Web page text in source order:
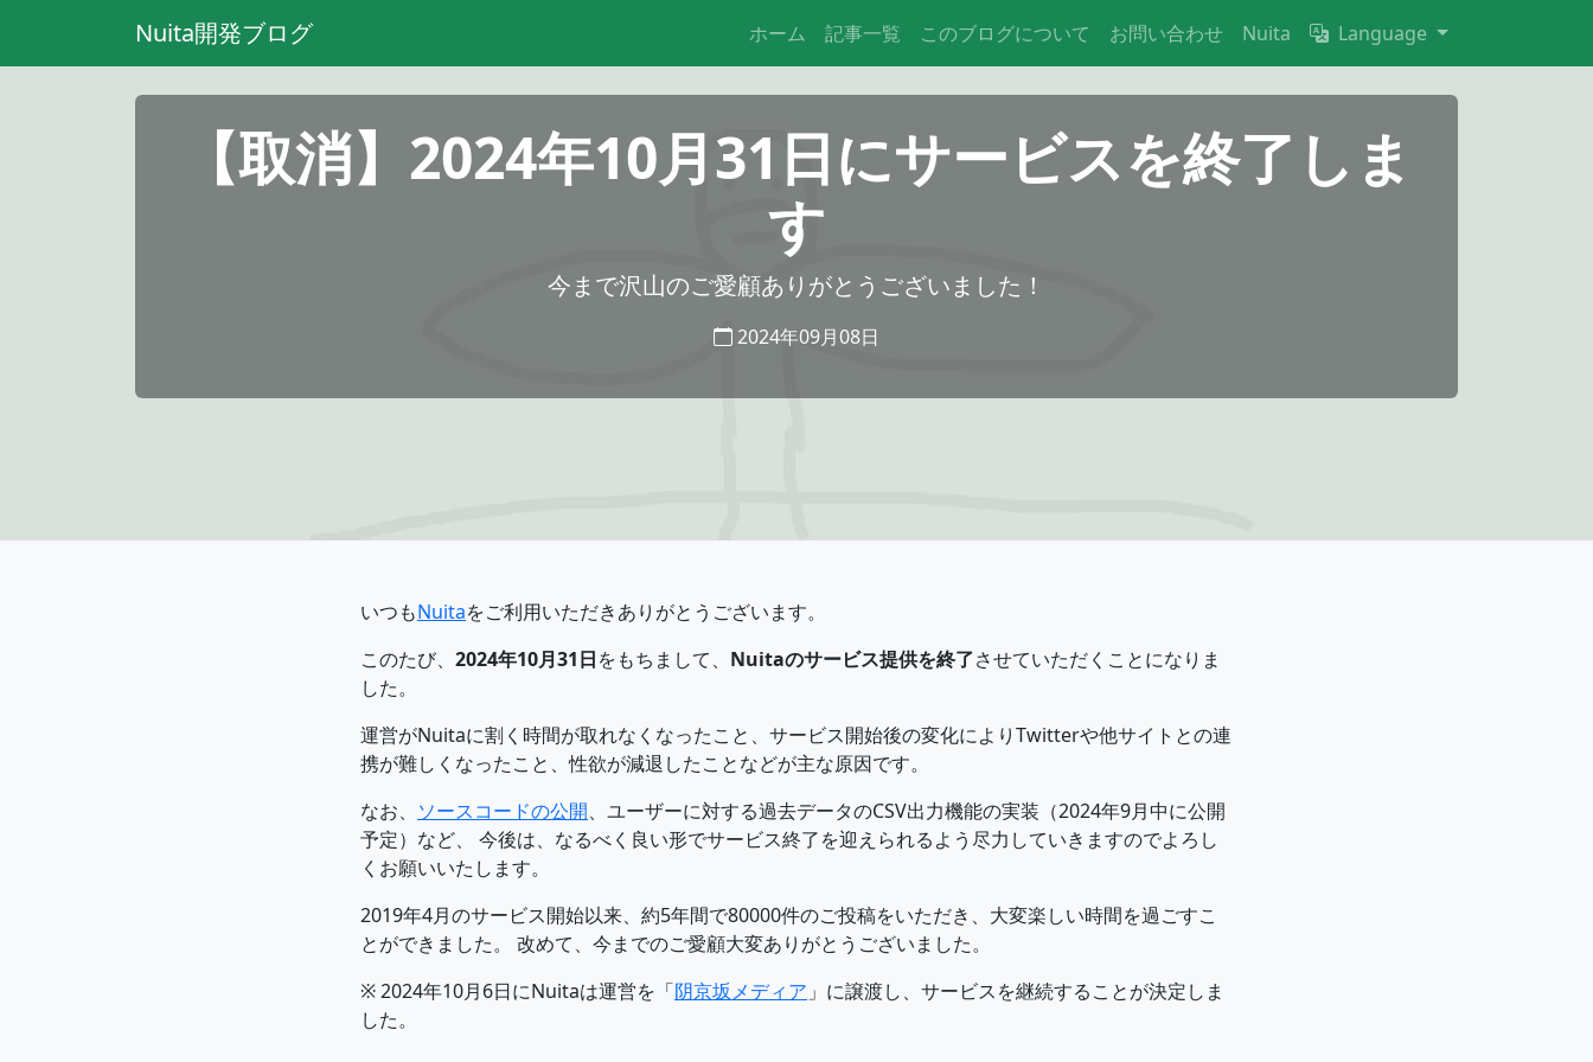
Nuita開発ブログ ホーム 記事一覧 このブログについて お問い合わせ Nuita Language
【取消】2024年10月31日にサービスを終了しま
す
今まで沢山のご愛顧ありがとうございました！
2024年09月08日
いつもNuitaをご利用いただきありがとうございます。
このたび、 2024年10月31日をもちまして、 Nuitaのサービス提供を終了させていただくことになりま
した。
運営がNuitaに割く時間が取れなくなったこと、サービス開始後の変化によりTwitterや他サイトとの連
携が難しくなったこと、性欲が減退したことなどが主な原因です。
なお、 ソースコードの公開、ユーザーに対する過去データのCSV出力機能の実装（2024年9月中に公開
予定）など、 今後は、なるべく良い形でサービス終了を迎えられるよう尽力していきますのでよろし
くお願いいたします。
2019年4月のサービス開始以来、約5年間で80000件のご投稿をいただき、大変楽しい時間を過ごすこ
とができました。 改めて、今までのご愛顧大変ありがとうございました。
※ 2024年10月6日にNuitaは運営を「阴京坂メディア 」に譲渡し、サービスを継続することが決定しま
した。